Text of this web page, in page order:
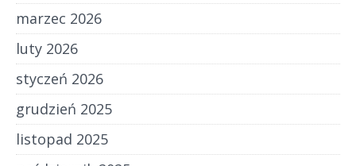
marzec 2026
luty 2026
styczeń 2026
grudzień 2025
listopad 2025